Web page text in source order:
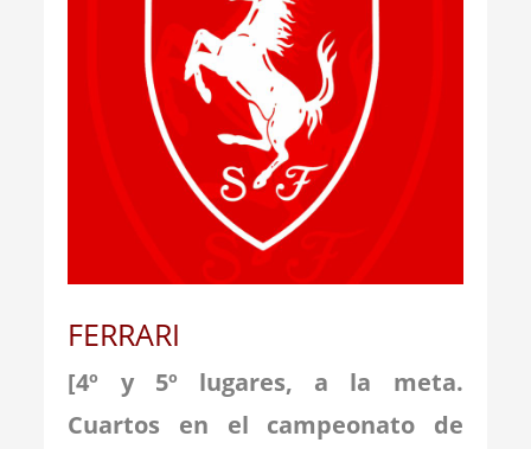
FERRARI
[4º y 5º lugares, a la meta.
Cuartos en el campeonato de